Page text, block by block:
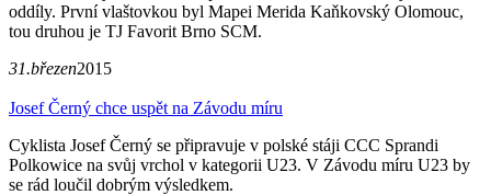
oddíly. První vlaštovkou byl Mapei Merida Kaňkovský Olomouc,
tou druhou je TJ Favorit Brno SCM.
31.březen2015
Josef Černý chce uspět na Závodu míru
Cyklista Josef Černý se připravuje v polské stáji CCC Sprandi
Polkowice na svůj vrchol v kategorii U23. V Závodu míru U23 by
se rád loučil dobrým výsledkem.